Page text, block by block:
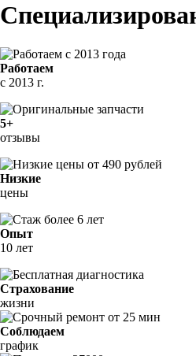
Работаем
с 2013 г.
5+
отзывы
Низкие
цены
Опыт
10 лет
Страхование
жизни
Соблюдаем
график